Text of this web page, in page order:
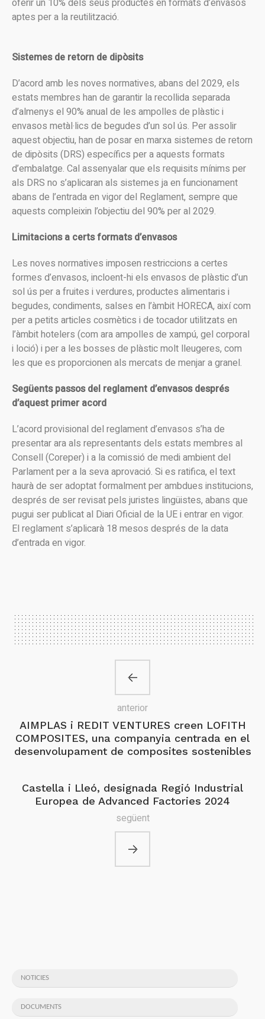
oferir un 10% dels seus productes en formats d’envasos
aptes per a la reutilització.
Sistemes de retorn de dipòsits
D’acord amb les noves normatives, abans del 2029, els
estats membres han de garantir la recollida separada
d’almenys el 90% anual de les ampolles de plàstic i
envasos metàl·lics de begudes d’un sol ús. Per assolir
aquest objectiu, han de posar en marxa sistemes de retorn
de dipòsits (DRS) específics per a aquests formats
d’embalatge. Cal assenyalar que els requisits mínims per
als DRS no s’aplicaran als sistemes ja en funcionament
abans de l’entrada en vigor del Reglament, sempre que
aquests compleixin l’objectiu del 90% per al 2029.
Limitacions a certs formats d’envasos
Les noves normatives imposen restriccions a certes
formes d’envasos, incloent-hi els envasos de plàstic d’un
sol ús per a fruites i verdures, productes alimentaris i
begudes, condiments, salses en l’àmbit HORECA, així com
per a petits articles cosmètics i de tocador utilitzats en
l’àmbit hotelers (com ara ampolles de xampú, gel corporal
i loció) i per a les bosses de plàstic molt lleugeres, com
les que es proporcionen als mercats de menjar a granel.
Següents passos del reglament d’envasos després
d’aquest primer acord
L’acord provisional del reglament d’envasos s’ha de
presentar ara als representants dels estats membres al
Consell (Coreper) i a la comissió de medi ambient del
Parlament per a la seva aprovació. Si es ratifica, el text
haurà de ser adoptat formalment per ambdues institucions,
després de ser revisat pels juristes lingüistes, abans que
pugui ser publicat al Diari Oficial de la UE i entrar en vigor.
El reglament s’aplicarà 18 mesos després de la data
d’entrada en vigor.
AIMPLAS i REDIT VENTURES creen LOFITH
COMPOSITES, una companyia centrada en el
desenvolupament de composites sostenibles
anterior
Castella i Lleó, designada Regió Industrial
Europea de Advanced Factories 2024
següent
NOTICIES
DOCUMENTS